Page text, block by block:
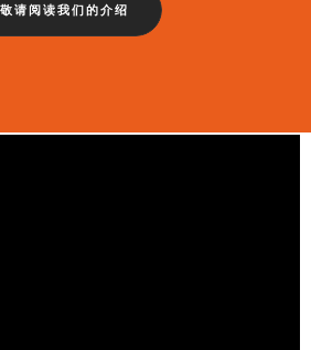
敬请阅读我们的介绍